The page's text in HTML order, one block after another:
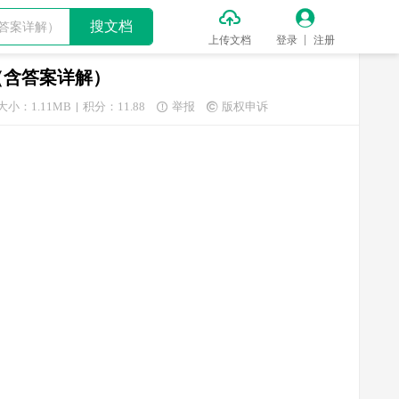
搜文档 
上传文档

登录 注册
答案详解）
小：1.11MB 积分：11.88  举报  版权申诉